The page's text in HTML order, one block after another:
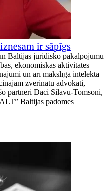
ir sāpīgs
Baltijas juridisko pakalpojumu
ekonomiskās aktivitātes
un arī mākslīgā intelekta
zvērinātu advokāti,
partneri Daci Silavu-Tomsoni,
Baltijas padomes